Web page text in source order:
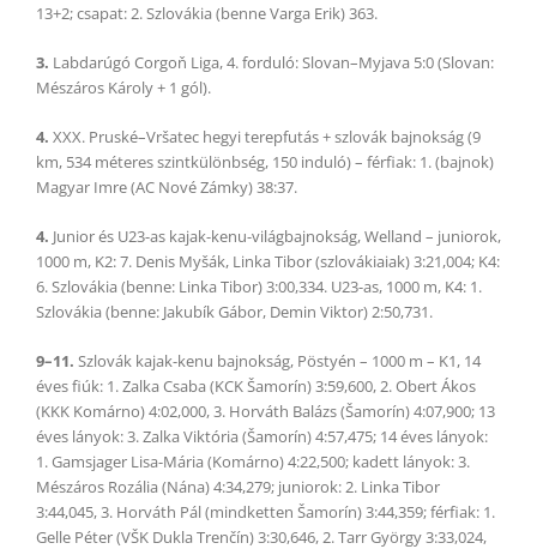
13+2; csapat: 2. Szlovákia (benne Varga Erik) 363.
3. Labdarúgó Corgoň Liga, 4. forduló: Slovan–Myjava 5:0 (Slovan:
Mészáros Károly + 1 gól).
4. XXX. Pruské–Vršatec hegyi terepfutás + szlovák bajnokság (9
km, 534 méteres szintkülönbség, 150 induló) – férfiak: 1. (bajnok)
Magyar Imre (AC Nové Zámky) 38:37.
4. Junior és U23-as kajak-kenu-világbajnokság, Welland – juniorok,
1000 m, K2: 7. Denis Myšák, Linka Tibor (szlovákiaiak) 3:21,004; K4:
6. Szlovákia (benne: Linka Tibor) 3:00,334. U23-as, 1000 m, K4: 1.
Szlovákia (benne: Jakubík Gábor, Demin Viktor) 2:50,731.
9–11. Szlovák kajak-kenu bajnokság, Pöstyén – 1000 m – K1, 14
éves fiúk: 1. Zalka Csaba (KCK Šamorín) 3:59,600, 2. Obert Ákos
(KKK Komárno) 4:02,000, 3. Horváth Balázs (Šamorín) 4:07,900; 13
éves lányok: 3. Zalka Viktória (Šamorín) 4:57,475; 14 éves lányok:
1. Gamsjager Lisa-Mária (Komárno) 4:22,500; kadett lányok: 3.
Mészáros Rozália (Nána) 4:34,279; juniorok: 2. Linka Tibor
3:44,045, 3. Horváth Pál (mindketten Šamorín) 3:44,359; férfiak: 1.
Gelle Péter (VŠK Dukla Trenčín) 3:30,646, 2. Tarr György 3:33,024,